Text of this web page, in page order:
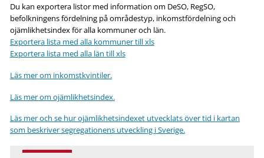
Du kan exportera listor med information om DeSO, RegSO,
befolkningens fördelning på områdestyp, inkomstfördelning och
ojämlikhetsindex för alla kommuner och län.
Exportera lista med alla kommuner till xls
Exportera lista med alla län till xls
Läs mer om inkomstkvintiler.
Läs mer om ojämlikhetsindex.
Läs mer och se hur ojämlikhetsindexet utvecklats över tid i kartan
som beskriver segregationens utveckling i Sverige.